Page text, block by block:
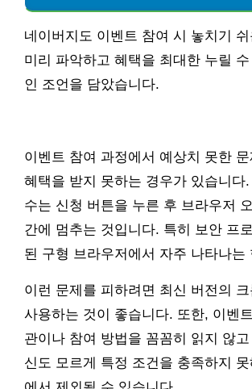
네이버지도 이벤트 참여 시 놓치기
미리 파악하고 혜택을 최대한 누릴
인 조언을 담았습니다.
이벤트 참여 과정에서 예상치 못한
혜택을 받지 못하는 경우가 있습니다
수는 신청 버튼을 누른 후 브라우저
간에 멈추는 것입니다. 특히 보안 프
된 구형 브라우저에서 자주 나타나는
이런 문제를 피하려면 최신 버전의
사용하는 것이 좋습니다. 또한, 이벤
관이나 참여 방법을 꼼꼼히 읽지 않
신도 모르게 특정 조건을 충족하지